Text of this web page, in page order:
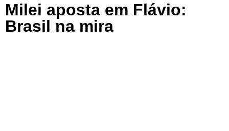
Milei aposta em Flávio:
Brasil na mira